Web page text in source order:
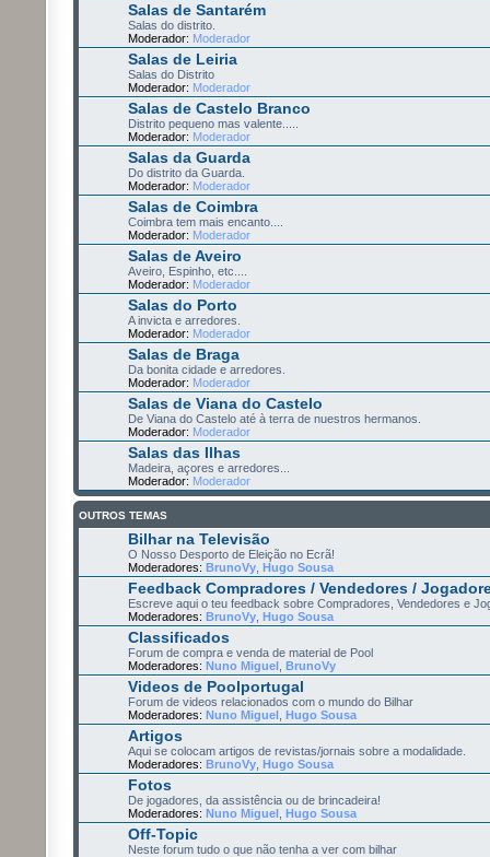
Salas de Santarém
Salas do distrito.
Moderador: Moderador
Salas de Leiria
Salas do Distrito
Moderador: Moderador
Salas de Castelo Branco
Distrito pequeno mas valente.....
Moderador: Moderador
Salas da Guarda
Do distrito da Guarda.
Moderador: Moderador
Salas de Coimbra
Coimbra tem mais encanto....
Moderador: Moderador
Salas de Aveiro
Aveiro, Espinho, etc....
Moderador: Moderador
Salas do Porto
A invicta e arredores.
Moderador: Moderador
Salas de Braga
Da bonita cidade e arredores.
Moderador: Moderador
Salas de Viana do Castelo
De Viana do Castelo até à terra de nuestros hermanos.
Moderador: Moderador
Salas das Ilhas
Madeira, açores e arredores...
Moderador: Moderador
OUTROS TEMAS
Bilhar na Televisão
O Nosso Desporto de Eleição no Ecrã!
Moderadores: BrunoVy Hugo Sousa
Feedback Compradores / Vendedores /
Escreve aqui o teu feedback sobre Compradores, Vendedores e
Moderadores: BrunoVy Hugo Sousa
Classificados
Forum de compra e venda de material de Pool
Moderadores: Nuno Miguel BrunoVy
Videos de Poolportugal
Forum de videos relacionados com o mundo do Bilhar
Moderadores: Nuno Miguel Hugo Sousa
Artigos
Aqui se colocam artigos de revistas/jornais sobre a modalidade.
Moderadores: BrunoVy Hugo Sousa
Fotos
De jogadores, da assistência ou de brincadeira!
Moderadores: Nuno Miguel Hugo Sousa
Off-Topic
Neste forum tudo o que não tenha a ver com bilhar